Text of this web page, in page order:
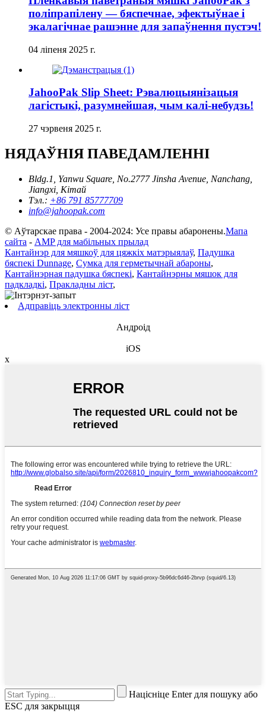
поліпрапілену — бяспечнае, эфектыўнае і
экалагічнае рашэнне для запаўнення пустэч!
04 ліпеня 2025 г.
JahooPak Slip Sheet: Рэвалюцыянізацыя
лагістыкі, разумнейшая, чым калі-небудзь!
27 чэрвеня 2025 г.
НЯДАЎНІЯ ПАВЕДАМЛЕННІ
Bldg.1, Yanwu Square, No.2777 Jinsha Avenue, Nanchang,
Jiangxi, Кітай
Тэл.: +86 791 85777709
info@jahoopak.com
© Аўтарскае права - 2004-2024: Усе правы абаронены.Мапа
сайта - AMP для мабільных прылад
Кантайнэр для мяшкоў для цяжкіх матэрыялаў, Падушка
бяспекі Dunnage, Сумка для герметычнай абароны,
Кантайнэрная падушка бяспекі, Кантайнэрны мяшок для
падкладкі, Пракладны ліст,
Адправіць электронны ліст
Андроід
iOS
x
Націсніце Enter для пошуку або
ESC для закрыцця